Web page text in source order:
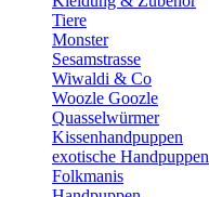
Tiere
Monster
Sesamstrasse
Wiwaldi & Co
Woozle Goozle
Quasselwürmer
Kissenhandpuppen
exotische Handpuppen
Folkmanis